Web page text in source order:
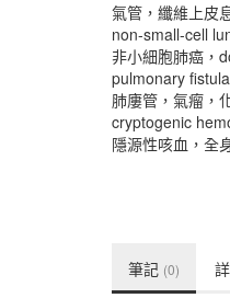
氣管，纖維上皮
non-small-cell
非小細胞肺癌，
pulmonary
肺廔管，氣瘤，
cryptogenic
隱源性咳血，全
筆記 (0)